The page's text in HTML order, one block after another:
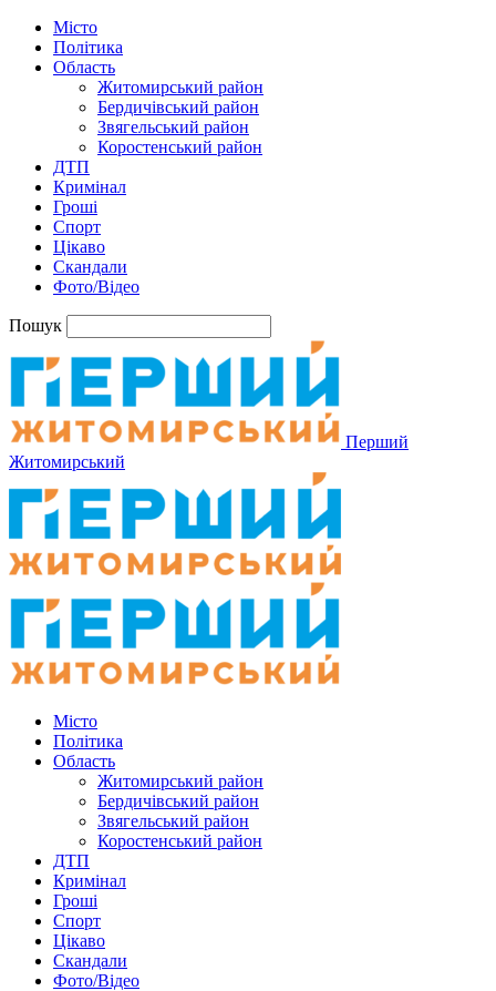
Місто
Політика
Область
Житомирський район
Бердичівський район
Звягельський район
Коростенський район
ДТП
Кримінал
Гроші
Спорт
Цікаво
Скандали
Фото/Відео
Пошук
Перший
Житомирський
Місто
Політика
Область
Житомирський район
Бердичівський район
Звягельський район
Коростенський район
ДТП
Кримінал
Гроші
Спорт
Цікаво
Скандали
Фото/Відео